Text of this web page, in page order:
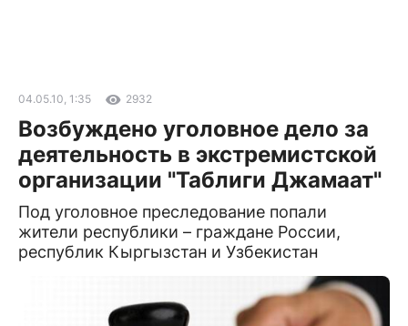
04.05.10, 1:35 2932
Возбуждено уголовное дело за
деятельность в экстремистской
организации "Таблиги Джамаат"
Под уголовное преследование попали
жители республики – граждане России,
республик Кыргызстан и Узбекистан